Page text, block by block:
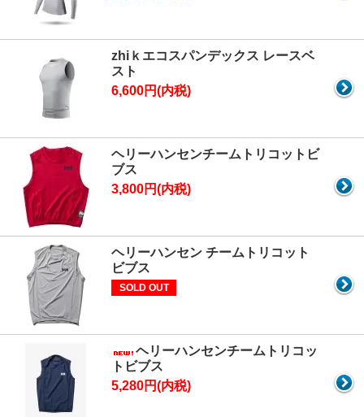
zhiｋエコスパンデックス レースベ
スト
6,600円(内税)
ヘリーハンセンチームトリコットビ
ブス
3,800円(内税)
ヘリーハンセン チームトリコット
ビブス
SOLD OUT
ヘリーハンセンチームトリコッ
トビブス
5,280円(内税)